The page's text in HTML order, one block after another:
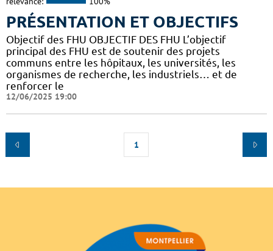
PRÉSENTATION ET OBJECTIFS
Objectif des FHU OBJECTIF DES FHU L’objectif
principal des FHU est de soutenir des projets
communs entre les hôpitaux, les universités, les
organismes de recherche, les industriels… et de
renforcer le
12/06/2025 19:00
1